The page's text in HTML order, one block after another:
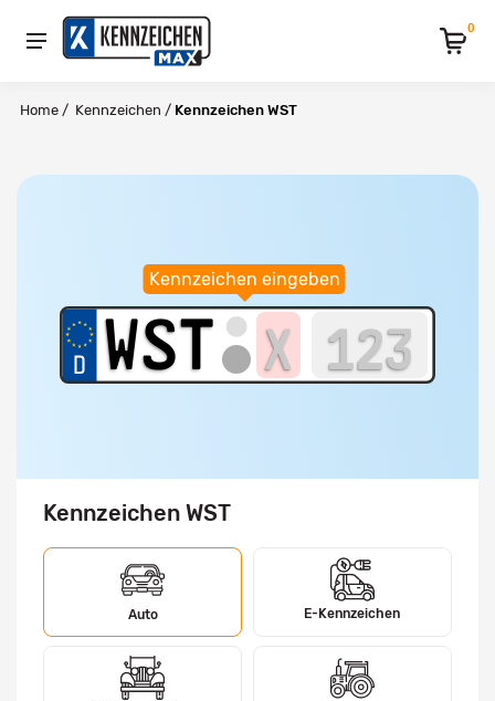
0
Home / Kennzeichen / Kennzeichen WST
Kennzeichen eingeben
Kennzeichen WST
Auto E-Kennzeichen